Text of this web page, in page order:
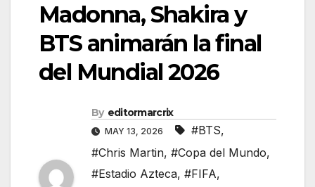
Madonna, Shakira y
BTS animarán la final
del Mundial 2026
By editormarcrix
MAY 13, 2026 #BTS,
#Chris Martin, #Copa del Mundo,
#Estadio Azteca, #FIFA,